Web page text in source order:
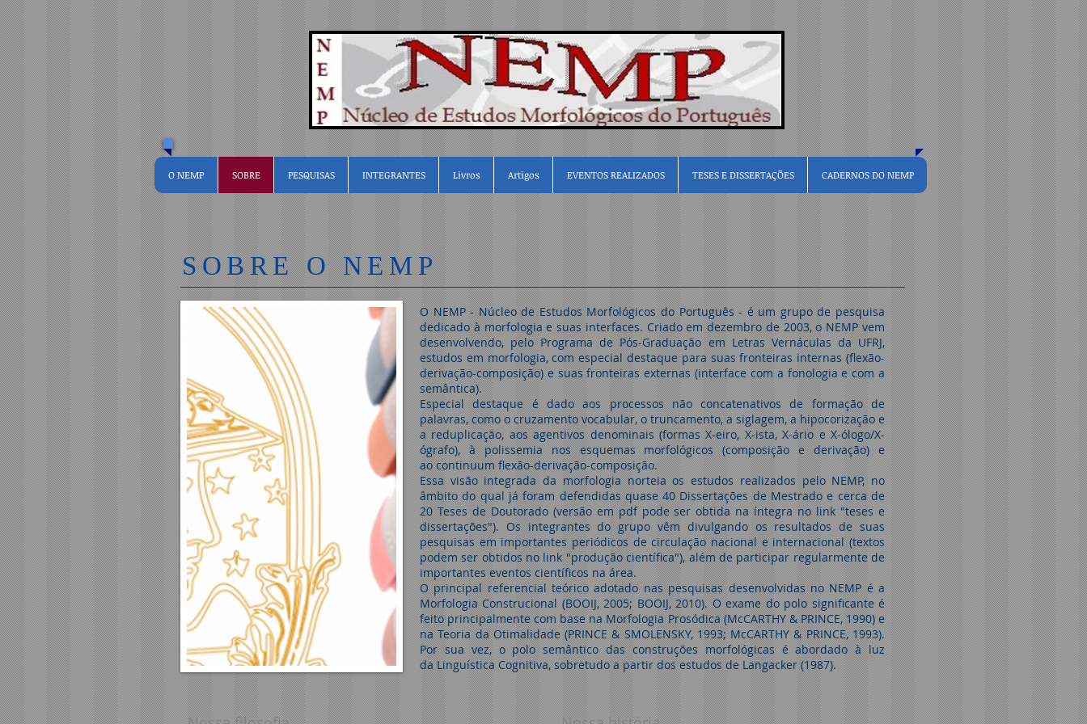
O NEMP SOBRE PESQUISAS INTEGRANTES Livros Artigos EVENTOS REALIZADOS TESES E DISSERTAÇÕES CADERNOS DO NEMP
SOBRE O NEMP
O NEMP - Núcleo de Estudos Morfológicos do Português - é um grupo de pesquisa
dedicado à morfologia e suas interfaces. Criado em dezembro de 2003, o NEMP vem
desenvolvendo, pelo Programa de Pós-Graduação em Letras Vernáculas da UFRJ,
estudos em morfologia, com especial destaque para suas fronteiras internas (flexão-
derivação-composição) e suas fronteiras externas (interface com a fonologia e com a
semântica).
Especial destaque é dado aos processos não concatenativos de formação de
palavras, como o cruzamento vocabular, o truncamento, a siglagem, a hipocorização e
a reduplicação, aos agentivos denominais (formas X-eiro, X-ista, X-ário e X-ólogo/X-
ógrafo), à polissemia nos esquemas morfológicos (composição e derivação) e
ao continuum flexão-derivação-composição.
Essa visão integrada da morfologia norteia os estudos realizados pelo NEMP, no
âmbito do qual já foram defendidas quase 40 Dissertações de Mestrado e cerca de
20 Teses de Doutorado (versão em pdf pode ser obtida na íntegra no link "teses e
dissertações"). Os integrantes do grupo vêm divulgando os resultados de suas
pesquisas em importantes periódicos de circulação nacional e internacional (textos
podem ser obtidos no link "produção científica"), além de participar regularmente de
importantes eventos científicos na área.
O principal referencial teórico adotado nas pesquisas desenvolvidas no NEMP é a
Morfologia Construcional (BOOIJ, 2005; BOOIJ, 2010). O exame do polo significante é
feito principalmente com base na Morfologia Prosódica (McCARTHY & PRINCE, 1990) e
na Teoria da Otimalidade (PRINCE & SMOLENSKY, 1993; McCARTHY & PRINCE, 1993).
Por sua vez, o polo semântico das construções morfológicas é abordado à luz
da Linguística Cognitiva, sobretudo a partir dos estudos de Langacker (1987).